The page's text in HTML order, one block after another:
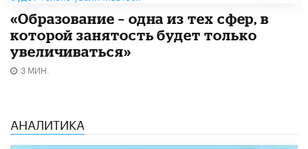
«Образование – одна из тех сфер, в
которой занятость будет только
увеличиваться»
3 МИН.
АНАЛИТИКА